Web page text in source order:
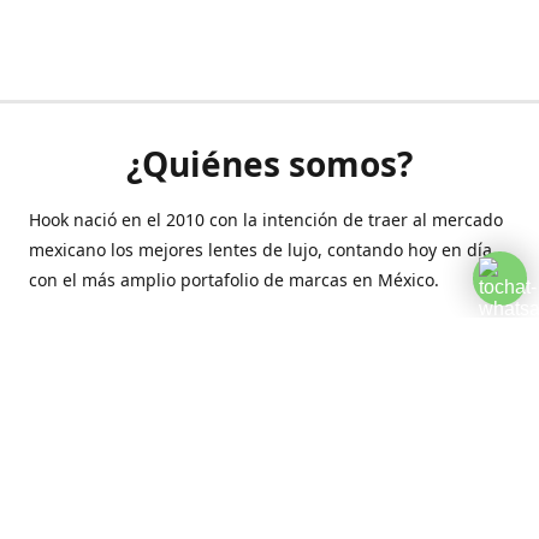
¿Quiénes somos?
Hook nació en el 2010 con la intención de traer al mercado
mexicano los mejores lentes de lujo, contando hoy en día
con el más amplio portafolio de marcas en México.